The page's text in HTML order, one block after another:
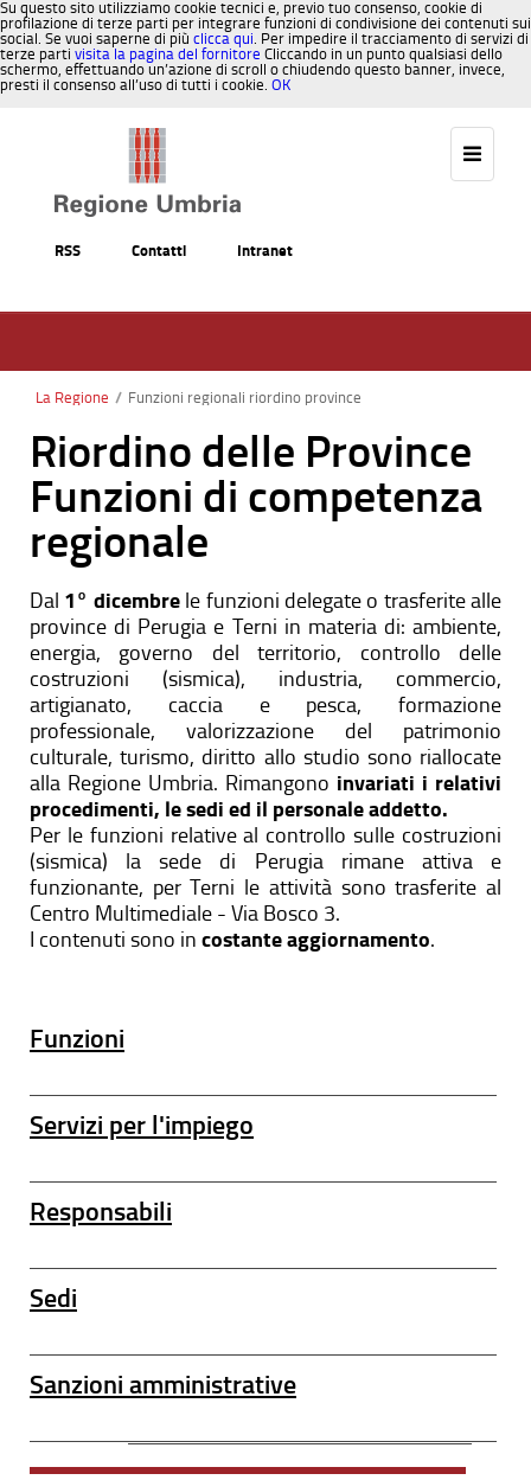
Su questo sito utilizziamo cookie tecnici e, previo tuo consenso, cookie di
profilazione di terze parti per integrare funzioni di condivisione dei contenuti sui
social. Se vuoi saperne di più clicca qui. Per impedire il tracciamento di servizi di
terze parti visita la pagina del fornitore Cliccando in un punto qualsiasi dello
schermo, effettuando un’azione di scroll o chiudendo questo banner, invece,
presti il consenso all’uso di tutti i cookie. OK
RSS Contatti Intranet
La Regione / Funzioni regionali riordino province
Riordino delle Province
Funzioni di competenza
regionale
Dal 1° dicembrele funzioni delegate o trasferite alle
province di Perugia e Terni in materia di: ambiente,
energia, governo del territorio, controllo delle
costruzioni (sismica), industria, commercio,
artigianato, caccia e pesca, formazione
professionale, valorizzazione del patrimonio
culturale, turismo, diritto allo studio sono riallocate
alla Regione Umbria. Rimangono invariati i relativi
procedimenti, le sedi ed il personale addetto.
Per le funzioni relative al controllo sulle costruzioni
(sismica) la sede di Perugia rimane attiva e
funzionante, per Terni le attività sono trasferite al
Centro Multimediale - Via Bosco 3.
I contenuti sono in costante aggiornamento.
Funzioni
Servizi per l'impiego
Responsabili
Sedi
Sanzioni amministrative